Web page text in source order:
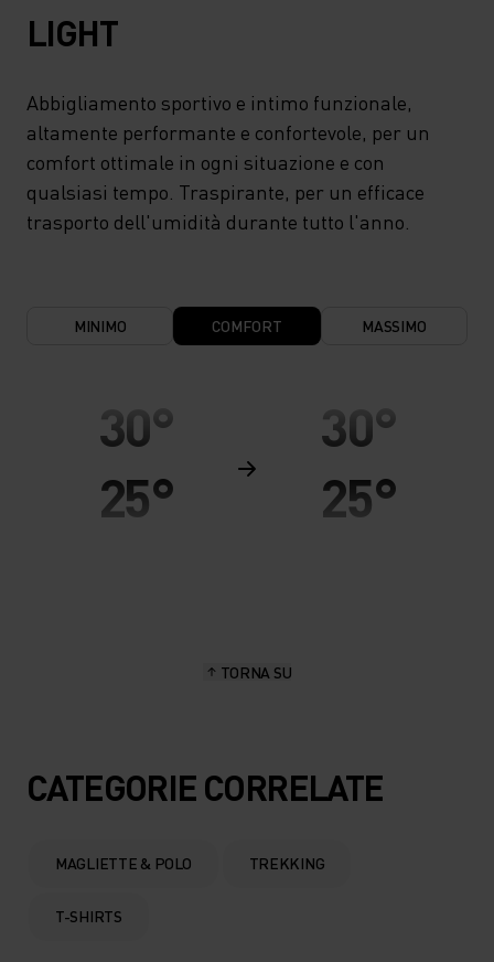
LIGHT
Abbigliamento sportivo e intimo funzionale,
altamente performante e confortevole, per un
comfort ottimale in ogni situazione e con
qualsiasi tempo. Traspirante, per un efficace
trasporto dell'umidità durante tutto l'anno.
MINIMO COMFORT MASSIMO
30°
25°
5°
0°
-5°
30°
25°
5°
TORNA SU
CATEGORIE CORRELATE
MAGLIETTE & POLO TREKKING
T-SHIRTS